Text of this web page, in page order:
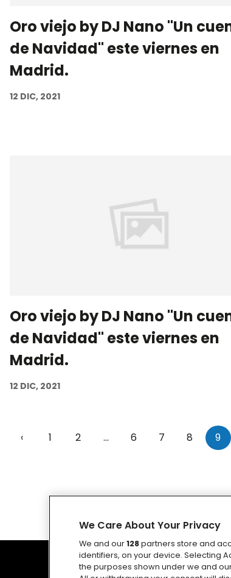
Oro viejo by DJ Nano "Un
de Navidad" este viernes en
Madrid.
12 DIC, 2021
Oro viejo by DJ Nano "Un
de Navidad" este viernes en
Madrid.
12 DIC, 2021
‹ 1 2 ... 6 7 8 9
We Care About Your Privacy
We and our128partners store and
identifiers, on your device. Selecting
the purposes shown under we and